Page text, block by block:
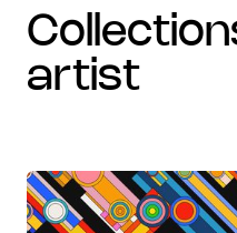
collections with the
artist